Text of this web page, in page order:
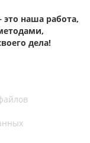
это наша работа,
дела!